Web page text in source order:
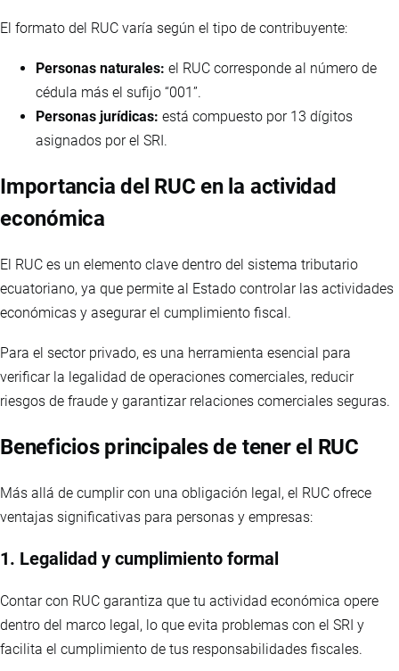
El formato del RUC varía según el tipo de contribuyente:
Personas naturales: el RUC corresponde al número de
cédula más el sufijo “001”.
Personas jurídicas: está compuesto por 13 dígitos
asignados por el SRI.
Importancia del RUC en la actividad
económica
El RUC es un elemento clave dentro del sistema tributario
ecuatoriano, ya que permite al Estado controlar las actividades
económicas y asegurar el cumplimiento fiscal.
Para el sector privado, es una herramienta esencial para
verificar la legalidad de operaciones comerciales, reducir
riesgos de fraude y garantizar relaciones comerciales seguras.
Beneficios principales de tener el RUC
Más allá de cumplir con una obligación legal, el RUC ofrece
ventajas significativas para personas y empresas:
1. Legalidad y cumplimiento formal
Contar con RUC garantiza que tu actividad económica opere
dentro del marco legal, lo que evita problemas con el SRI y
facilita el cumplimiento de tus responsabilidades fiscales.